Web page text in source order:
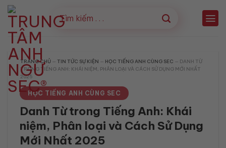
Bỏ
qua
nội
dung
TRANG CHỦ — TIN TỨC SỰ KIỆN — HỌC TIẾNG ANH CÙNG SEC — DANH TỪ
TRONG TIẾNG ANH: KHÁI NIỆM, PHÂN LOẠI VÀ CÁCH SỬ DỤNG MỚI NHẤT
2025
HỌC TIẾNG ANH CÙNG SEC
Danh Từ trong Tiếng Anh: Khái
niệm, Phân loại và Cách Sử Dụng
Mới Nhất 2025